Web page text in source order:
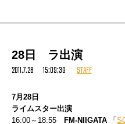
28日 ラ出演
2011.7.28 15:09:39 STAFF
7月28日
ライムスター出演
16:00～18:55 FM-NIIGATA 「